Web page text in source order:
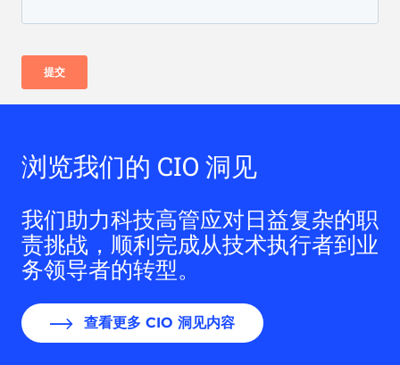
浏览我们的 CIO 洞见
我们助力科技高管应对日益复杂的职
责挑战，顺利完成从技术执行者到业
务领导者的转型。
查看更多 CIO 洞见内容